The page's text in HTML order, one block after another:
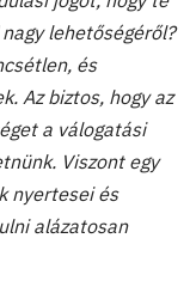
lehetőségéről?
és
Az biztos, hogy az
a válogatási
Viszont egy
nyertesei és
alázatosan